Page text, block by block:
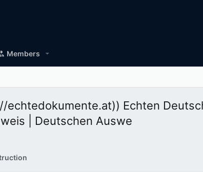
Members
echtedokumente.at)) Echten
| Deutschen Auswe